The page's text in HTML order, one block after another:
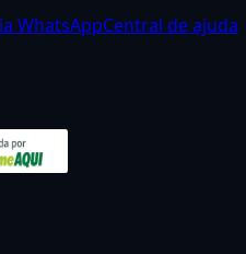
WhatsAppCentral de ajuda